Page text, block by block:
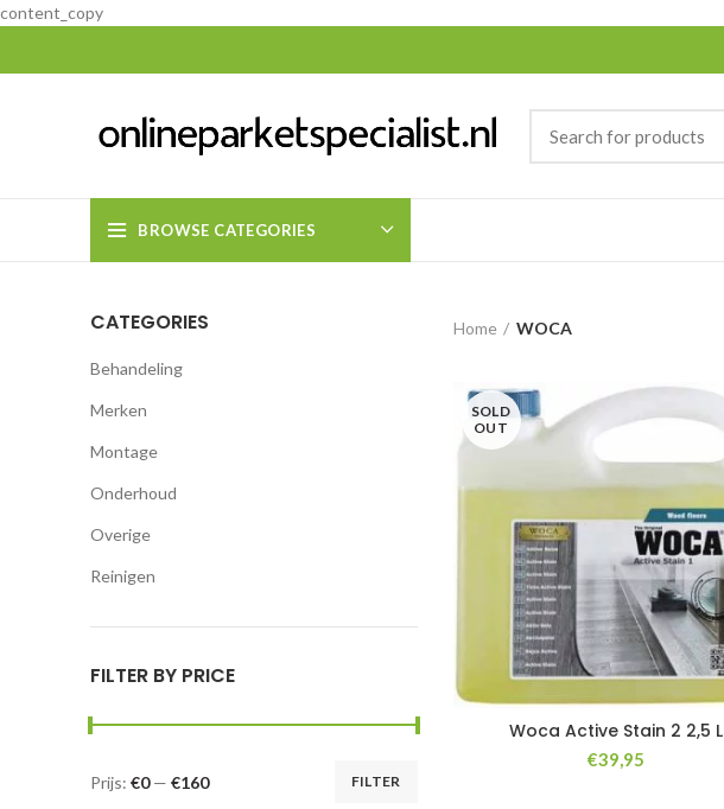
content_copy
BROWSE CATEGORIES
CATEGORIES
Behandeling
Merken
Montage
Onderhoud
Overige
Reinigen
FILTER BY PRICE
Min.
Max.
FILTER
Prijs: €0— €160
Home WOCA
SOLD
OUT
Woca Active Stain 2 2,5 L
€39,95